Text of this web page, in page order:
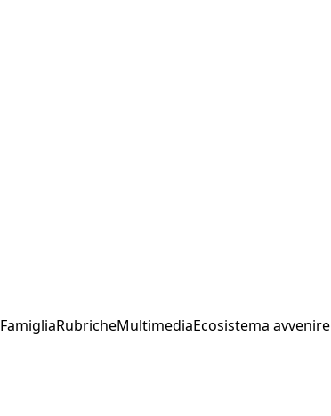
FamigliaRubricheMultimediaEcosistema avvenire